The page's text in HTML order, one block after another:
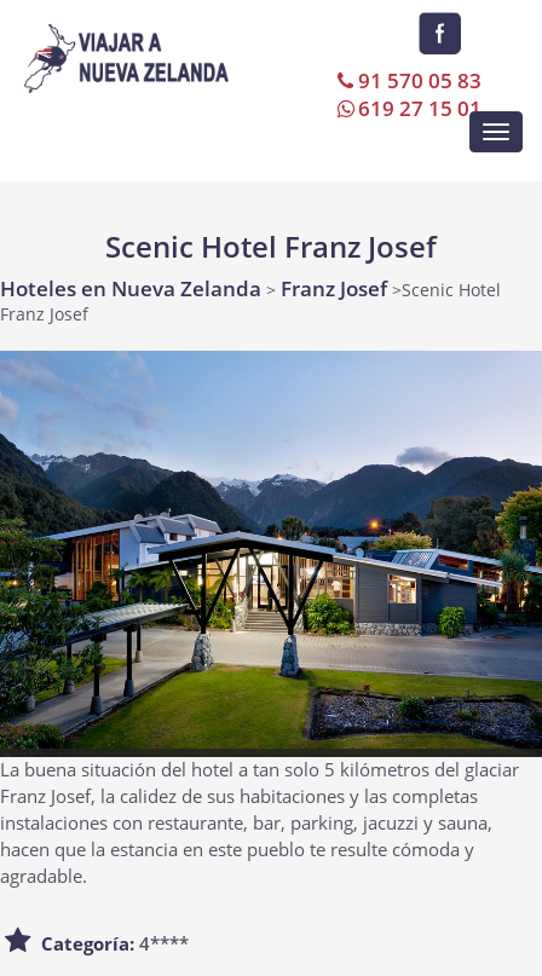
91 570 05 83
619 27 15 01
Scenic Hotel Franz Josef
Hoteles en Nueva Zelanda > Franz Josef>Scenic Hotel
Franz Josef
La buena situación del hotel a tan solo 5 kilómetros del glaciar
Franz Josef, la calidez de sus habitaciones y las completas
instalaciones con restaurante, bar, parking, jacuzzi y sauna,
hacen que la estancia en este pueblo te resulte cómoda y
agradable.
Categoría:4****